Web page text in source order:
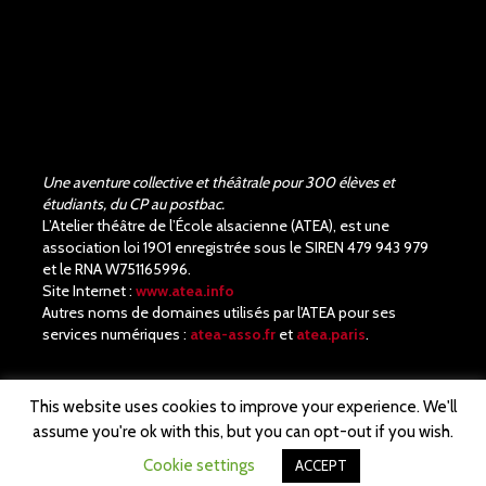
Une aventure collective et théâtrale pour 300 élèves et
étudiants, du CP au postbac.
L’Atelier théâtre de l’École alsacienne (ATEA), est une
association loi 1901 enregistrée sous le SIREN 479 943 979
et le RNA W751165996.
Site Internet : www.atea.info
Autres noms de domaines utilisés par l'ATEA pour ses
services numériques : atea-asso.fr et atea.paris.
WordPress
This website uses cookies to improve your experience. We'll
assume you're ok with this, but you can opt-out if you wish.
Cookie settings
ACCEPT